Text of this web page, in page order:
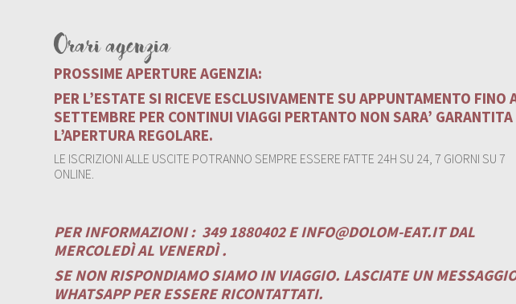
Orari agenzia
PROSSIME APERTURE AGENZIA:
PER L’ESTATE SI RICEVE ESCLUSIVAMENTE SU APPUNTAMENTO FINO
SETTEMBRE PER CONTINUI VIAGGI PERTANTO NON SARA’ GARANTITA
L’APERTURA REGOLARE.
LE ISCRIZIONI ALLE USCITE POTRANNO SEMPRE ESSERE FATTE 24H SU 24, 7 GIORNI SU 7
ONLINE.
PER INFORMAZIONI : 349 1880402 EINFO@DOLOM-EAT.ITDAL
MERCOLEDÌ AL VENERDÌ .
SE NON RISPONDIAMO SIAMO IN VIAGGIO. LASCIATE UN
WHATSAPP PER ESSERE RICONTATTATI.